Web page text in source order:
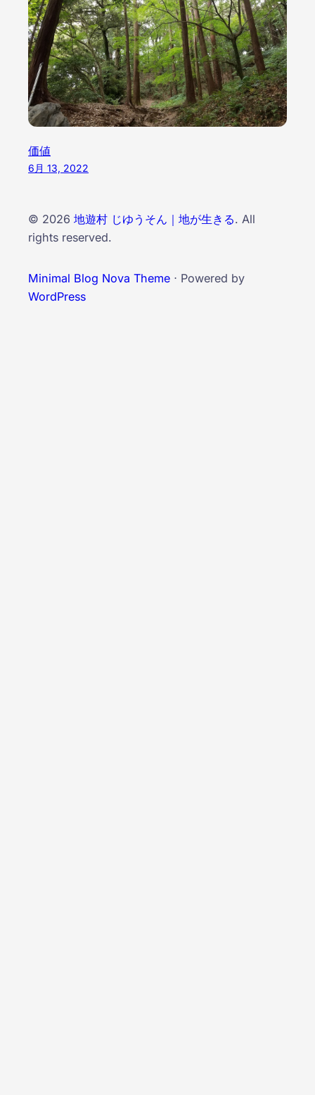
価値
6月 13, 2022
© 2026 地遊村 じゆうそん｜地が生きる. All
rights reserved.
Minimal Blog Nova Theme ⋅ Powered by
WordPress